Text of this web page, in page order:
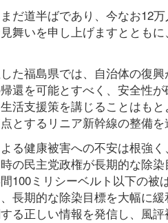
だ道半ばであり、今なお12
舞いを申し上げますととも
た福島県では、自治体の復
還を可能とすべく、安全性
活支援策を講じることはも
とするリニア新幹線の整備
る健康被害への不安は根強
の民主党政権が長期的な除
100ミリシーベルト以下の
長期的な除染目標を大幅に
る正しい情報を発信し、風